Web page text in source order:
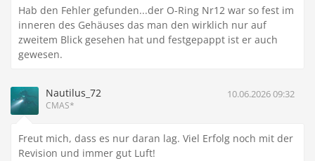
Hab den Fehler gefunden...der O-Ring Nr12 war so fest im
inneren des Gehäuses das man den wirklich nur auf
zweitem Blick gesehen hat und festgepappt ist er auch
gewesen.
Nautilus_72
CMAS*
10.06.2026 09:32
Freut mich, dass es nur daran lag. Viel Erfolg noch mit der
Revision und immer gut Luft!